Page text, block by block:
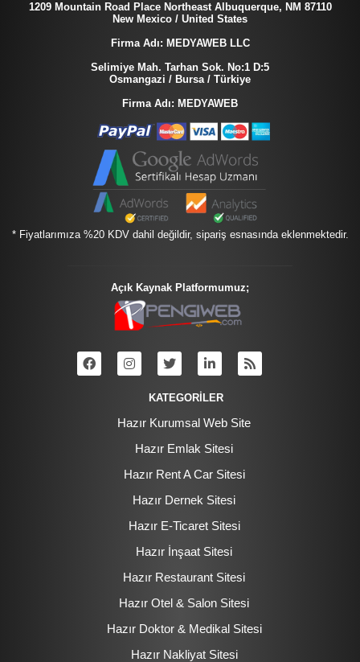
1209 Mountain Road Place Northeast Albuquerque, NM 87110
New Mexico / United States
Firma Adı: MEDYAWEB LLC
Selimiye Mah. Tarhan Sok. No:1 D:5
Osmangazi / Bursa / Türkiye
Firma Adı: MEDYAWEB
* Fiyatlarımıza %20 KDV dahil değildir, sipariş esnasında eklenmektedir.
Açık Kaynak Platformumuz;
KATEGORİLER
Hazır Kurumsal Web Site
Hazır Emlak Sitesi
Hazır Rent A Car Sitesi
Hazır Dernek Sitesi
Hazır E-Ticaret Sitesi
Hazır İnşaat Sitesi
Hazır Restaurant Sitesi
Hazır Otel & Salon Sitesi
Hazır Doktor & Medikal Sitesi
Hazır Nakliyat Sitesi